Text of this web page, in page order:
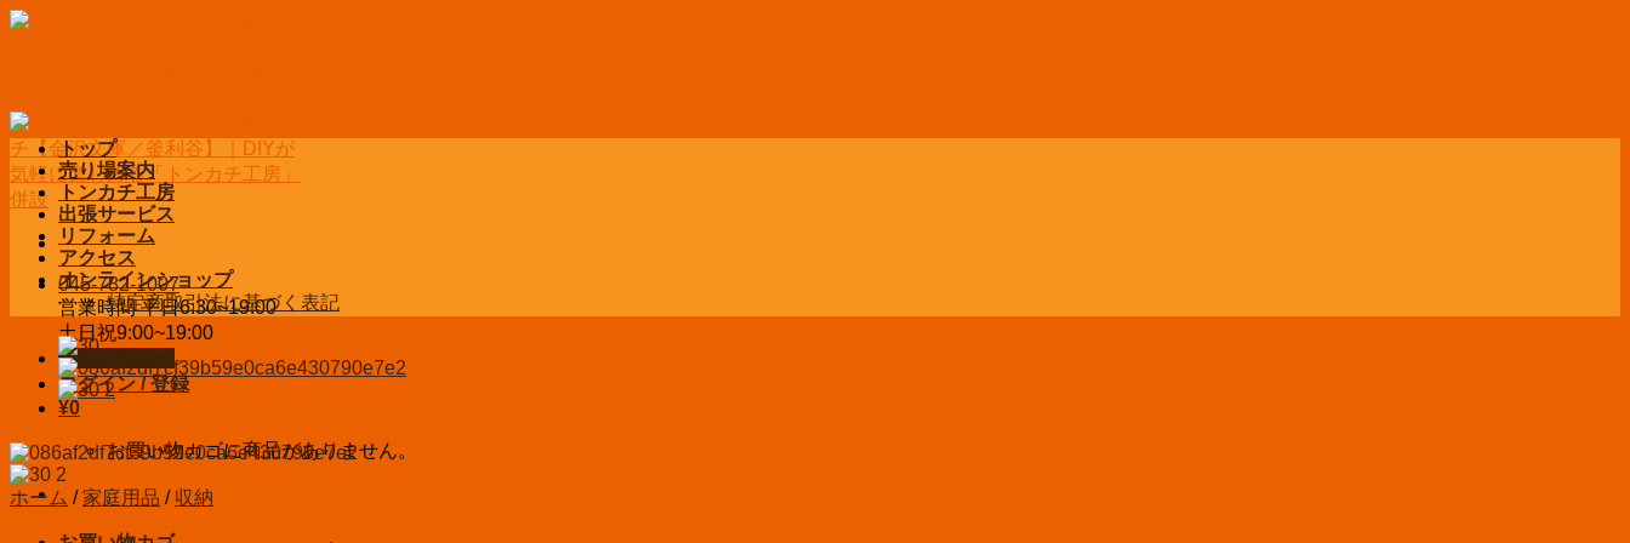
Skip
045-782-1007
営業時間 平日6:30~19:00
土日祝9:00~19:00
お問い合わせ
ログイン / 登録
¥0
お買い物カゴに商品がありません。
トップ
売り場案内
トンカチ工房
出張サービス
リフォーム
アクセス
オンラインショップ
特定商取引法に基づく表記
ホーム / 家庭用品 / 収納